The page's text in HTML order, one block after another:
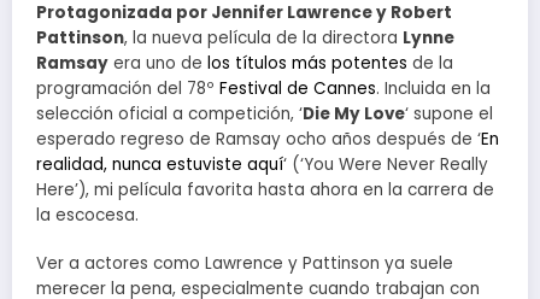
Protagonizada por Jennifer Lawrence y Robert
Pattinson, la nueva película de la directora Lynne
Ramsay era uno de los títulos más potentes de la
programación del 78º Festival de Cannes. Incluida en la
selección oficial a competición, ‘Die My Love‘ supone el
esperado regreso de Ramsay ocho años después de ‘En
realidad, nunca estuviste aquí‘ (‘You Were Never Really
Here’), mi película favorita hasta ahora en la carrera de
la escocesa.
Ver a actores como Lawrence y Pattinson ya suele
merecer la pena, especialmente cuando trabajan con